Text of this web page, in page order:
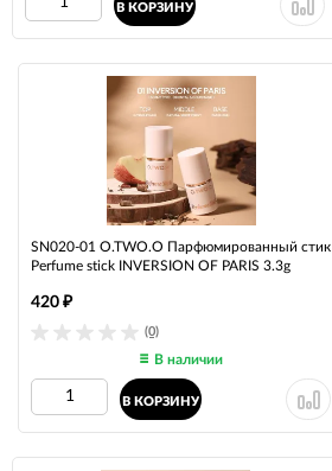
В КОРЗИНУ
SN020-01 O.TWO.O Парфюмированный стик
Perfume stick INVERSION OF PARIS 3.3g
(0)
420 ₽
В наличии
В КОРЗИНУ